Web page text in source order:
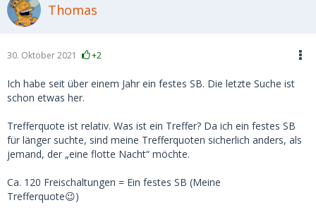
Thomas
30. Oktober 2021 +2
Ich habe seit über einem Jahr ein festes SB. Die letzte Suche ist
schon etwas her.
Trefferquote ist relativ. Was ist ein Treffer? Da ich ein festes SB
für länger suchte, sind meine Trefferquoten sicherlich anders, als
jemand, der „eine flotte Nacht“ möchte.
Ca. 120 Freischaltungen = Ein festes SB (Meine
Trefferquote😉)